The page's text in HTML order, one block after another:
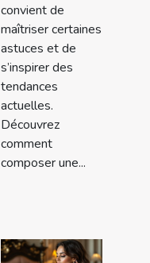
convient de
maîtriser certaines
astuces et de
s’inspirer des
tendances
actuelles.
Découvrez
comment
composer une...